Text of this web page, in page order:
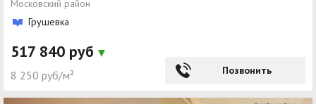
Московский район
Грушевка
517 840 руб
8 250 руб/м² Позвонить